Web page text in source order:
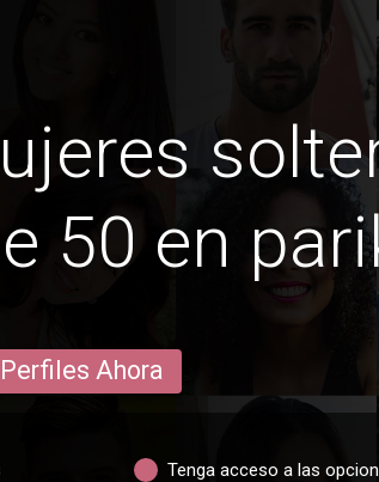
50 en
Ahora
Tenga acceso a las